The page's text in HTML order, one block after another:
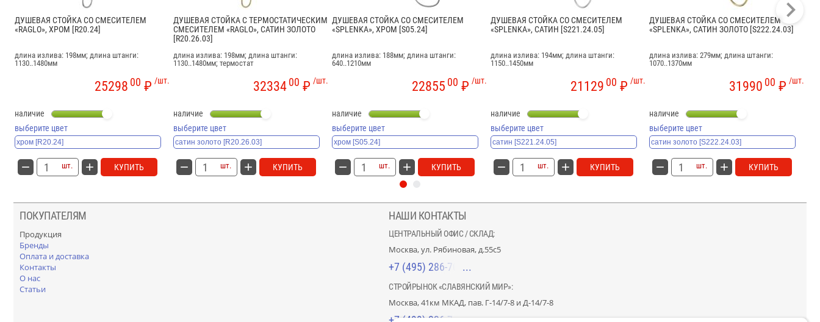
ДУШЕВАЯ СТОЙКА СО СМЕСИТЕЛЕМ
«RAGLO», ХРОМ [R20.24]
длина излива: 198мм; длина штанги:
1130..1480мм
/шт.
25298 00 ₽
наличие
выберите цвет
шт. КУПИТЬ
ДУШЕВАЯ СТОЙКА С ТЕРМОСТАТИЧЕСКИМ
СМЕСИТЕЛЕМ «RAGLO», САТИН ЗОЛОТО
[R20.26.03]
длина излива: 198мм; длина штанги:
1130..1480мм; термостат
/шт.
3233400 ₽
наличие
выберите цвет
шт. КУПИТЬ
ДУШЕВАЯ СТОЙКА СО СМЕСИТЕЛЕМ
«SPLENKA», ХРОМ [S05.24]
длина излива: 188мм; длина штанги:
640..1210мм
/шт.
22855 00 ₽
наличие
выберите цвет
шт. КУПИТЬ
ДУШЕВАЯ СТОЙКА СО СМЕСИТЕЛЕМ
«SPLENKA», САТИН [S221.24.05]
длина излива: 194мм; длина штанги:
1150..1450мм
/шт.
21129 00 ₽
наличие
выберите цвет
шт. КУПИТЬ
ДУШЕВАЯ СТОЙКА СО СМЕСИТЕЛЕМ
«SPLENKA», САТИН ЗОЛОТО [S222.24.03]
длина излива: 279мм; длина штанги:
1070..1370мм
/шт.
31990 00 ₽
наличие
выберите цвет
шт. КУПИТЬ
ПОКУПАТЕЛЯМ
Продукция
Бренды
Оплата и доставка
Контакты
О нас
Статьи
НАШИ КОНТАКТЫ
ЦЕНТРАЛЬНЫЙ ОФИС / СКЛАД:
Москва, ул. Рябиновая, д.55с5
+7 (495) 286-70-40
СТРОЙРЫНОК «СЛАВЯНСКИЙ МИР»:
Москва, 41км МКАД, пав. Г-14/7-8 и Д-14/7-8